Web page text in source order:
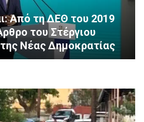
1.500
τους πυροσβέστες στα
Αθηνών ΝΔ και τη 2η